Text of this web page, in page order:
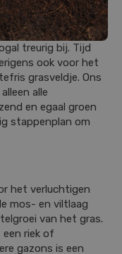
treurig bij. Tijd
ook voor het
grasveldje. Ons
alle
en egaal groen
stappenplan om
het verluchtigen
mos- en viltlaag
van het gras.
een riek of
gazons is een